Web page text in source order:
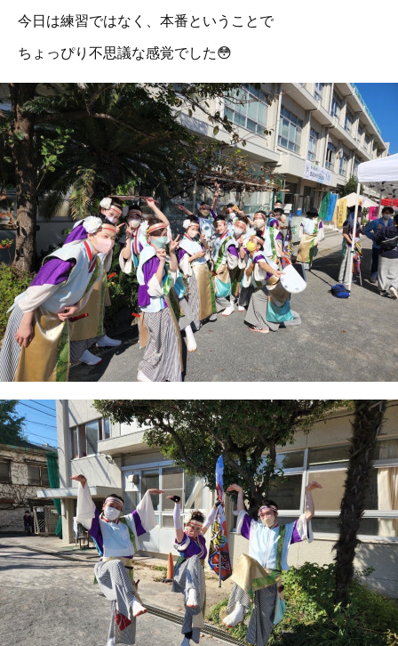
今日は練習ではなく、本番ということで
ちょっぴり不思議な感覚でした😳